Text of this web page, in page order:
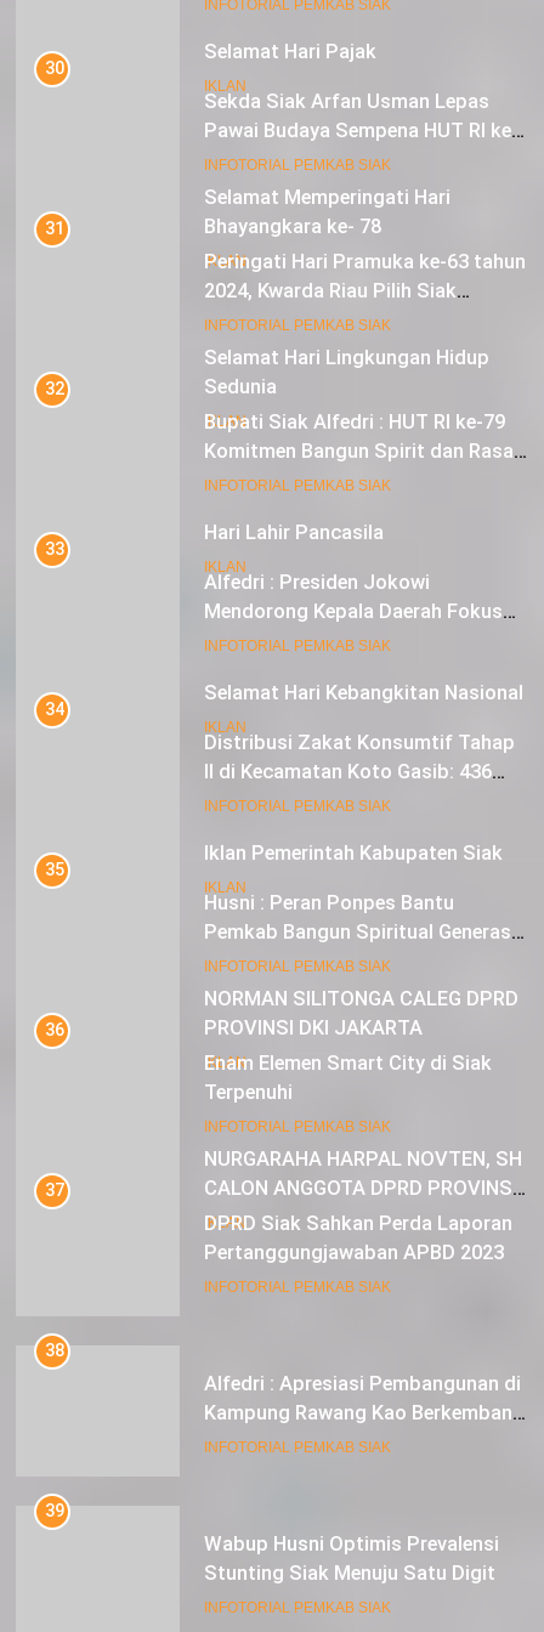
Selamat Hari Pajak
IKLAN
Selamat Memperingati Hari
Bhayangkara ke- 78
IKLAN
Selamat Hari Lingkungan Hidup
Sedunia
IKLAN
Hari Lahir Pancasila
IKLAN
Selamat Hari Kebangkitan Nasional
IKLAN
Iklan Pemerintah Kabupaten Siak
IKLAN
NORMAN SILITONGA CALEG DPRD
PROVINSI DKI JAKARTA
IKLAN
NURGARAHA HARPAL NOVTEN, SH
CALON ANGGOTA DPRD PROVINSI
DKI JAKARTA
IKLAN
INFOTORIAL PEMKAB SIAK
30
Sekda Siak Arfan Usman Lepas
Pawai Budaya Sempena HUT RI ke-
79
INFOTORIAL PEMKAB SIAK
31
Peringati Hari Pramuka ke-63 tahun
2024, Kwarda Riau Pilih Siak
Sebagai Tuan Rumah
INFOTORIAL PEMKAB SIAK
32
Bupati Siak Alfedri : HUT RI ke-79
Komitmen Bangun Spirit dan Rasa
Nasionalisme
INFOTORIAL PEMKAB SIAK
33
Alfedri : Presiden Jokowi
Mendorong Kepala Daerah Fokus
pada Inflasi dan Pilkada Serentak
INFOTORIAL PEMKAB SIAK
34
Distribusi Zakat Konsumtif Tahap
II di Kecamatan Koto Gasib: 436
Mustahik Terima Bantuan
INFOTORIAL PEMKAB SIAK
35
Husni : Peran Ponpes Bantu
Pemkab Bangun Spiritual Generasi
Muda
INFOTORIAL PEMKAB SIAK
36
Enam Elemen Smart City di Siak
Terpenuhi
INFOTORIAL PEMKAB SIAK
37
DPRD Siak Sahkan Perda Laporan
Pertanggungjawaban APBD 2023
INFOTORIAL PEMKAB SIAK
38
Alfedri : Apresiasi Pembangunan di
Kampung Rawang Kao Berkembang
Pesat
INFOTORIAL PEMKAB SIAK
39
Wabup Husni Optimis Prevalensi
Stunting Siak Menuju Satu Digit
INFOTORIAL PEMKAB SIAK